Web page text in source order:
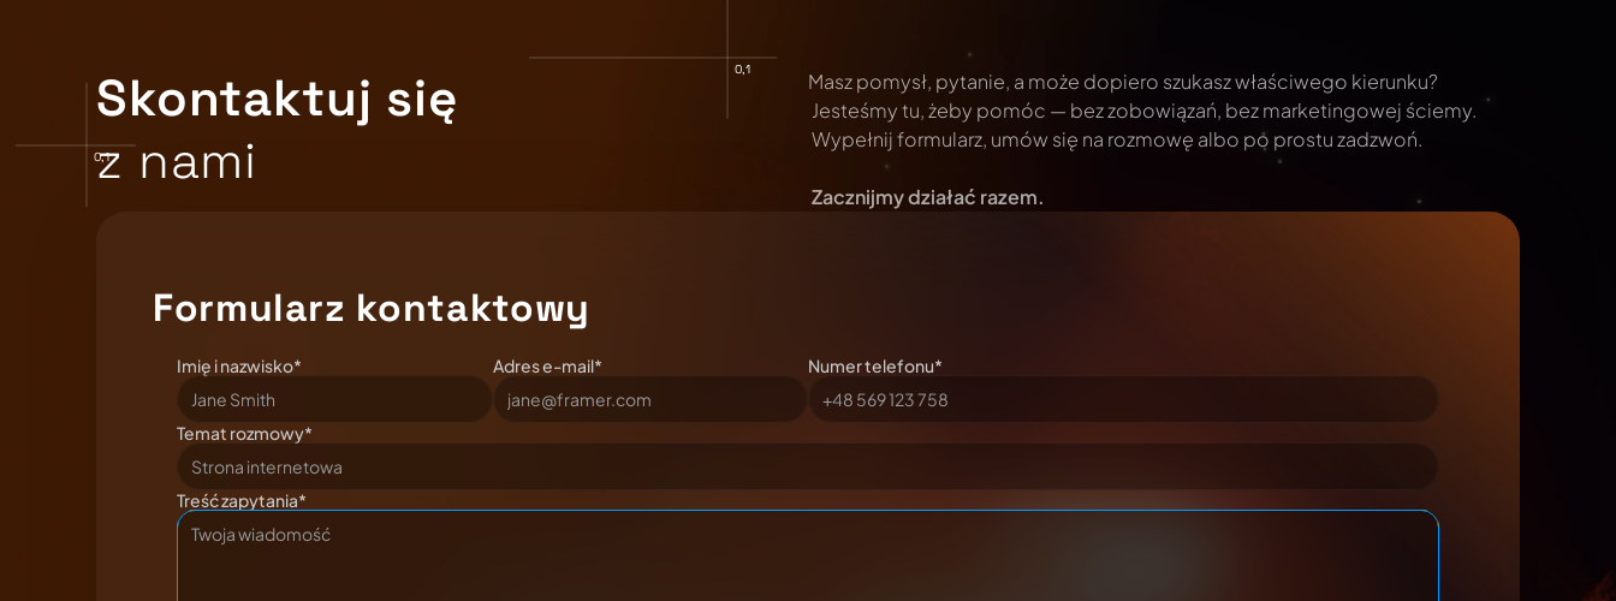
Skontaktuj się
z nami
Masz pomysł, pytanie, a może dopiero szukasz właściwego kierunku?
Jesteśmy tu, żeby pomóc — bez zobowiązań, bez marketingowej ściemy.
Wypełnij formularz, umów się na rozmowę albo po prostu zadzwoń.
Zacznijmy działać razem.
Formularz kontaktowy
Imię i nazwisko* Adres e-mail* Numer telefonu*
Temat rozmowy*
Treść zapytania*
0,1
0,1